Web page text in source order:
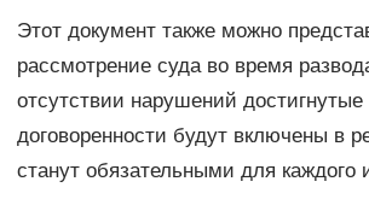
Этот документ также можно
рассмотрение суда во время
отсутствии нарушений
договоренности будут включены в
станут обязательными для каждого